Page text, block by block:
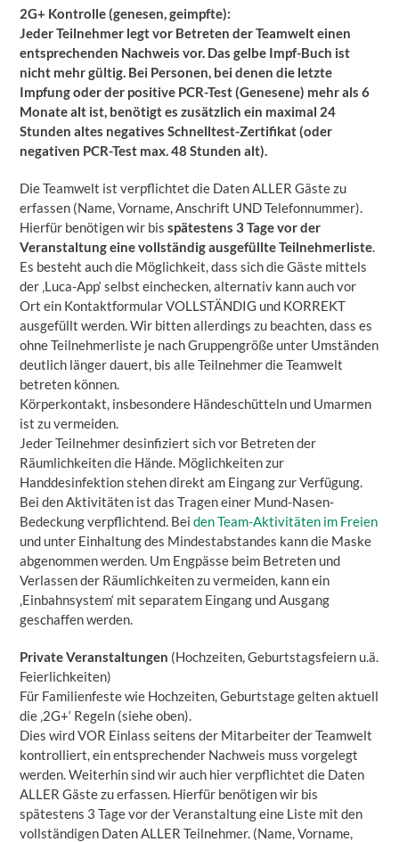
2G+ Kontrolle (genesen, geimpfte):
Jeder Teilnehmer legt vor Betreten der Teamwelt einen
entsprechenden Nachweis vor. Das gelbe Impf-Buch ist
nicht mehr gültig. Bei Personen, bei denen die letzte
Impfung oder der positive PCR-Test (Genesene) mehr als 6
Monate alt ist, benötigt es zusätzlich ein maximal 24
Stunden altes negatives Schnelltest-Zertifikat (oder
negativen PCR-Test max. 48 Stunden alt).
Die Teamwelt ist verpflichtet die Daten ALLER Gäste zu
erfassen (Name, Vorname, Anschrift UND Telefonnummer).
Hierfür benötigen wir bisspätestens 3 Tage vor der
Veranstaltung eine vollständig ausgefüllte Teilnehmerliste.
Es besteht auch die Möglichkeit, dass sich die Gäste mittels
der ‚Luca-App‘ selbst einchecken, alternativ kann auch vor
Ort ein Kontaktformular VOLLSTÄNDIG und KORREKT
ausgefüllt werden. Wir bitten allerdings zu beachten, dass es
ohne Teilnehmerliste je nach Gruppengröße unter Umständen
deutlich länger dauert, bis alle Teilnehmer die Teamwelt
betreten können.
Körperkontakt, insbesondere Händeschütteln und Umarmen
ist zu vermeiden.
Jeder Teilnehmer desinfiziert sich vor Betreten der
Räumlichkeiten die Hände. Möglichkeiten zur
Handdesinfektion stehen direkt am Eingang zur Verfügung.
Bei den Aktivitäten ist das Tragen einer Mund-Nasen-
Bedeckung verpflichtend. Beiden Team-Aktivitäten im Freien
und unter Einhaltung des Mindestabstandes kann die Maske
abgenommen werden. Um Engpässe beim Betreten und
Verlassen der Räumlichkeiten zu vermeiden, kann ein
‚Einbahnsystem‘ mit separatem Eingang und Ausgang
geschaffen werden.
Private Veranstaltungen (Hochzeiten, Geburtstagsfeiern u.ä.
Feierlichkeiten)
Für Familienfeste wie Hochzeiten, Geburtstage gelten aktuell
die ‚2G+‘ Regeln (siehe oben).
Dies wird VOR Einlass seitens der Mitarbeiter der Teamwelt
kontrolliert, ein entsprechender Nachweis muss vorgelegt
werden. Weiterhin sind wir auch hier verpflichtet die Daten
ALLER Gäste zu erfassen. Hierfür benötigen wir bis
spätestens 3 Tage vor der Veranstaltung eine Liste mit den
vollständigen Daten ALLER Teilnehmer. (Name, Vorname,